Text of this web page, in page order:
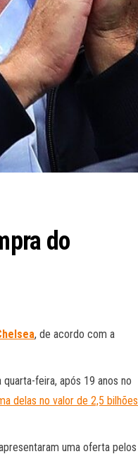
do
, de acordo com a
feira, após 19 anos no
delas no valor de 2,5 bilhões
uma oferta pelos